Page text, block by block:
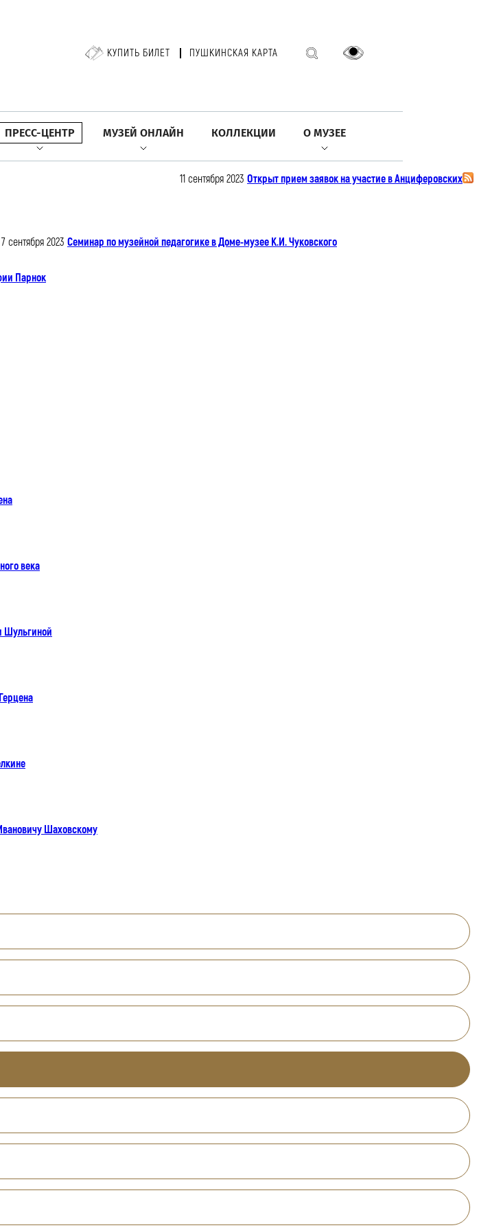
КУПИТЬ БИЛЕТ ПУШКИНСКАЯ КАРТА
ПРЕСС-ЦЕНТР МУЗЕЙ ОНЛАЙН КОЛЛЕКЦИИ О МУЗЕЕ
11 сентября 2023 Открыт прием заявок на участие в Анциферовских
7 сентября 2023 Семинар по музейной педагогике в Доме-музее К.И. Чуковского
Парнок
века
Шульгиной
Шаховскому